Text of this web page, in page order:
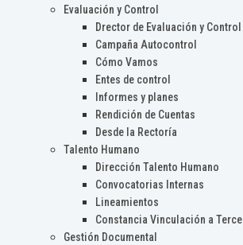
Evaluación y Control
Drector de Evaluación y Control
Campaña Autocontrol
Cómo Vamos
Entes de control
Informes y planes
Rendición de Cuentas
Desde la Rectoría
Talento Humano
Dirección Talento Humano
Convocatorias Internas
Lineamientos
Constancia Vinculación a
Gestión Documental